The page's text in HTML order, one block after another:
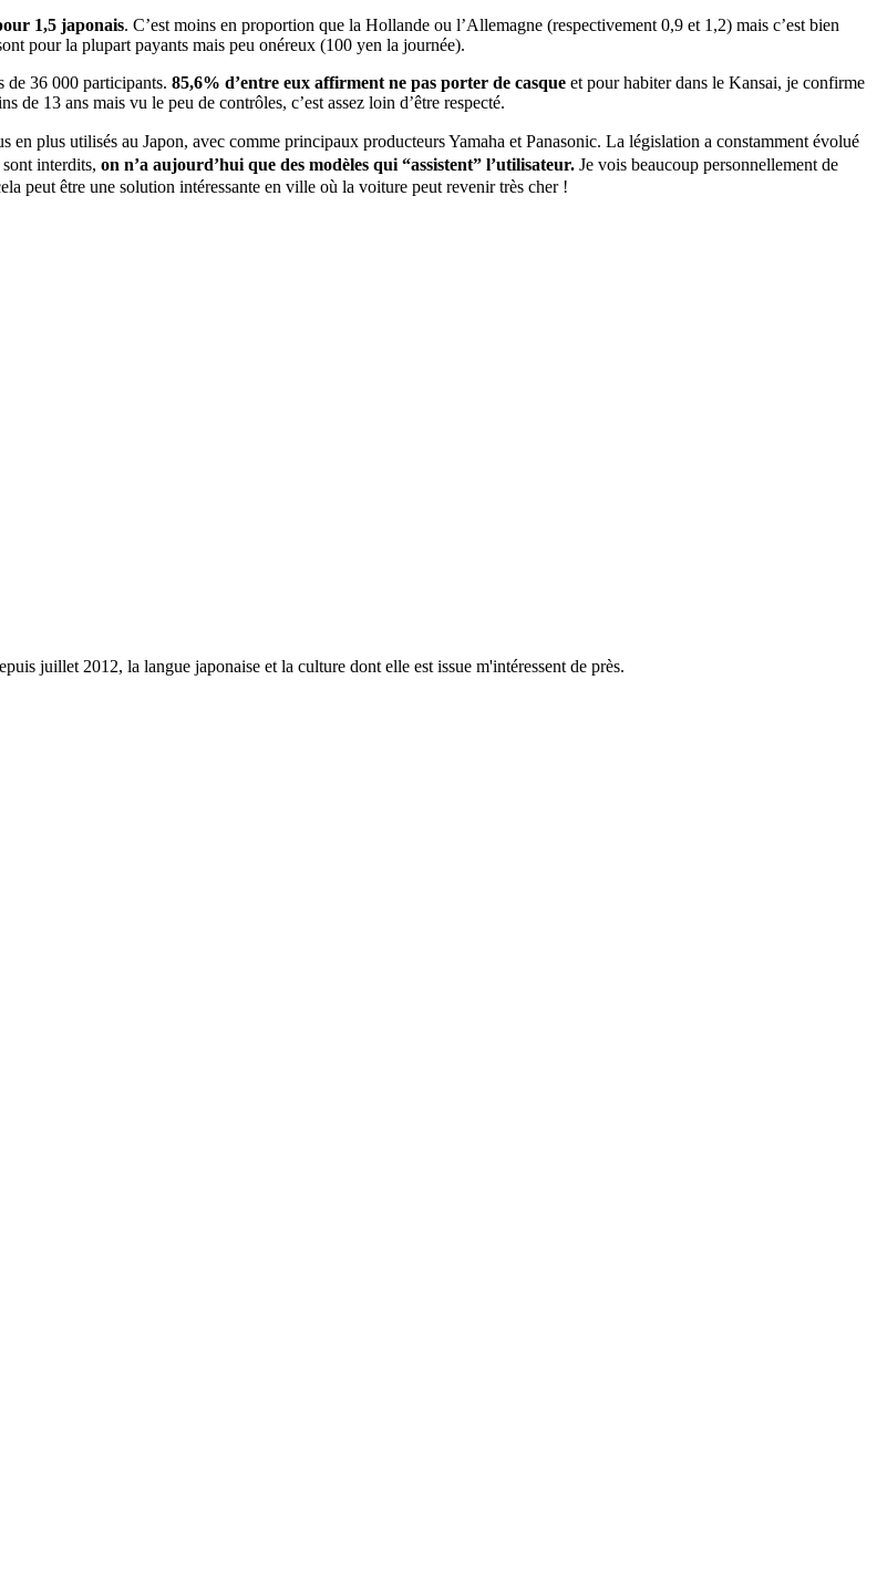
1,5 japonais. C’est moins en proportion que la Hollande ou l’Allemagne (respectivement 0,9 et 1,2) mais c’est bien
pour la plupart payants mais peu onéreux (100 yen la journée).
de 36 000 participants. 85,6% d’entre eux affirment ne pas porter de casque et pour habiter dans le Kansai, je confirme
de 13 ans mais vu le peu de contrôles, c’est assez loin d’être respecté.
en plus utilisés au Japon, avec comme principaux producteurs Yamaha et Panasonic. La législation a constamment évolué
interdits, on n’a aujourd’hui que des modèles qui “assistent” l’utilisateur. Je vois beaucoup personnellement de
peut être une solution intéressante en ville où la voiture peut revenir très cher !
juillet 2012, la langue japonaise et la culture dont elle est issue m'intéressent de près.